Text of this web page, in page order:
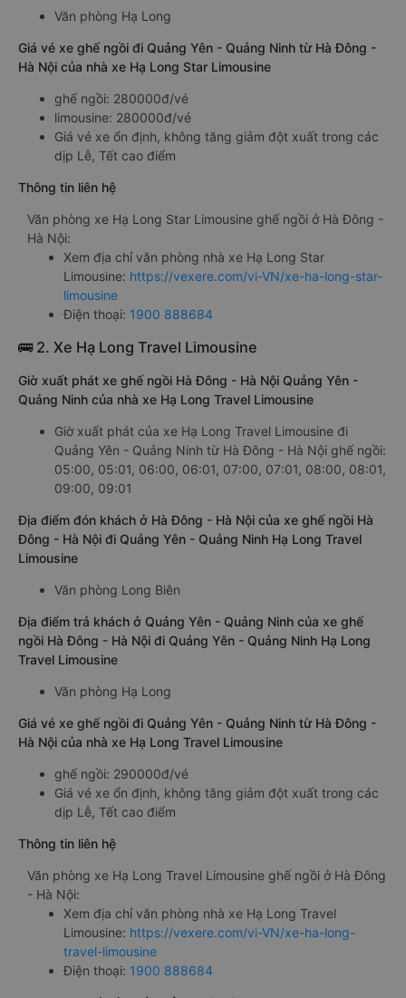
Văn phòng Hạ Long
Giá vé xe ghế ngồi đi Quảng Yên - Quảng Ninh từ Hà Đông -
Hà Nội của nhà xe Hạ Long Star Limousine
ghế ngồi: 280000đ/vé
limousine: 280000đ/vé
Giá vé xe ổn định, không tăng giảm đột xuất trong các
dịp Lễ, Tết cao điểm
Thông tin liên hệ
Văn phòng xe Hạ Long Star Limousine ghế ngồi ở Hà Đông -
Hà Nội:
Xem địa chỉ văn phòng nhà xe Hạ Long Star
Limousine: https://vexere.com/vi-VN/xe-ha-long-star-
limousine
Điện thoại: 1900 888684
🚌 2. Xe Hạ Long Travel Limousine
Giờ xuất phát xe ghế ngồi Hà Đông - Hà Nội Quảng Yên -
Quảng Ninh của nhà xe Hạ Long Travel Limousine
Giờ xuất phát của xe Hạ Long Travel Limousine đi
Quảng Yên - Quảng Ninh từ Hà Đông - Hà Nội ghế ngồi:
05:00, 05:01, 06:00, 06:01, 07:00, 07:01, 08:00, 08:01,
09:00, 09:01
Địa điểm đón khách ở Hà Đông - Hà Nội của xe ghế ngồi Hà
Đông - Hà Nội đi Quảng Yên - Quảng Ninh Hạ Long Travel
Limousine
Văn phòng Long Biên
Địa điểm trả khách ở Quảng Yên - Quảng Ninh của xe ghế
ngồi Hà Đông - Hà Nội đi Quảng Yên - Quảng Ninh Hạ Long
Travel Limousine
Văn phòng Hạ Long
Giá vé xe ghế ngồi đi Quảng Yên - Quảng Ninh từ Hà Đông -
Hà Nội của nhà xe Hạ Long Travel Limousine
ghế ngồi: 290000đ/vé
Giá vé xe ổn định, không tăng giảm đột xuất trong các
dịp Lễ, Tết cao điểm
Thông tin liên hệ
Văn phòng xe Hạ Long Travel Limousine ghế ngồi ở Hà Đông
- Hà Nội:
Xem địa chỉ văn phòng nhà xe Hạ Long Travel
Limousine: https://vexere.com/vi-VN/xe-ha-long-
travel-limousine
Điện thoại: 1900 888684